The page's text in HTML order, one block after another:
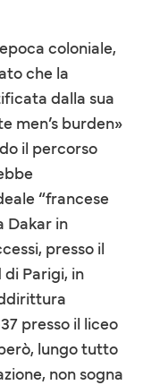
coloniale,
che la
dalla sua
men’s burden»
il percorso
“francese
Dakar in
presso il
Parigi, in
presso il liceo
lungo tutto
non sogna